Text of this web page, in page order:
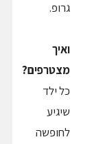
גרופ.
ואיך
מצטרפים?
כל ילד
שיגיע
לחופשה